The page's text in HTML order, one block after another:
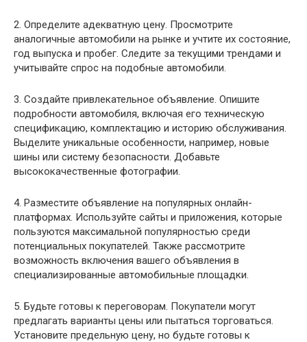
2. Определите адекватную цену. Просмотрите
аналогичные автомобили на рынке и учтите их состояние,
год выпуска и пробег. Следите за текущими трендами и
учитывайте спрос на подобные автомобили.
3. Создайте привлекательное объявление. Опишите
подробности автомобиля, включая его техническую
спецификацию, комплектацию и историю обслуживания.
Выделите уникальные особенности, например, новые
шины или систему безопасности. Добавьте
высококачественные фотографии.
4. Разместите объявление на популярных онлайн-
платформах. Используйте сайты и приложения, которые
пользуются максимальной популярностью среди
потенциальных покупателей. Также рассмотрите
возможность включения вашего объявления в
специализированные автомобильные площадки.
5. Будьте готовы к переговорам. Покупатели могут
предлагать варианты цены или пытаться торговаться.
Установите предельную цену, но будьте готовы к